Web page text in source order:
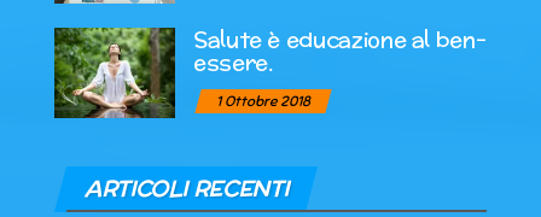
Salute è educazione al ben-
essere.
1 Ottobre 2018
ARTICOLI RECENTI